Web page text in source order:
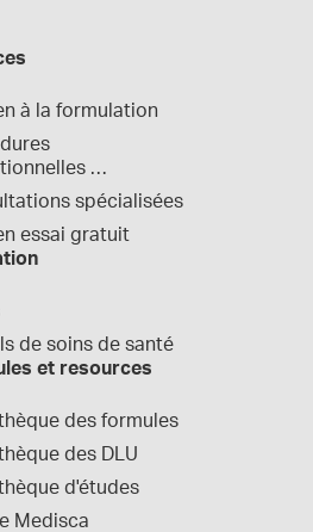
à la formulation
spécialisées
essai gratuit
de soins de santé
et resources
des formules
des DLU
d'études
Medisca